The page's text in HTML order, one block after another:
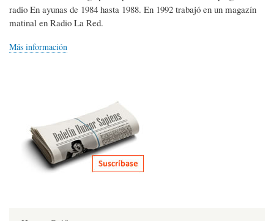
radio En ayunas de 1984 hasta 1988. En 1992 trabajó en un magazín
matinal en Radio La Red.
Más información